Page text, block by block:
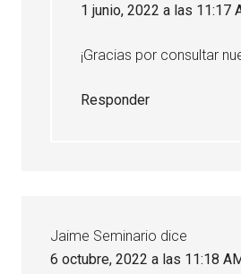
1 junio, 2022 a las 11:17
¡Gracias por consultar
Responder
Jaime Seminario dice
6 octubre, 2022 a las 11:18